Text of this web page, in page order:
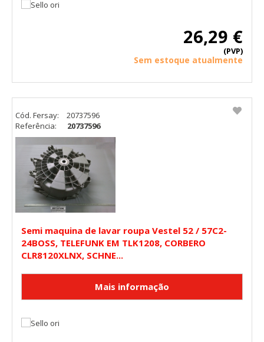
26,29 €
(PVP)
Sem estoque atualmente
Semi maquina de lavar roupa Vestel 52 / 57C2-
24BOSS, TELEFUNK EM TLK1208, CORBERO
CLR8120XLNX, SCHNE...
Cód. Fersay:
20737596
Referência:
20737596